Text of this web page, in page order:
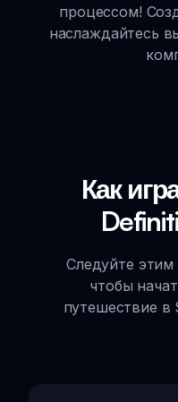
процессом!
наслаждайтесь
Как
Следуйте
чтобы
путешествие в